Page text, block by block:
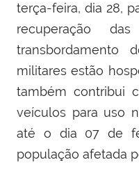
terça-feira, dia 28,
recuperação
transbordamento
militares estão
também contribui
veículos para uso
até o dia 07 de
população afetada